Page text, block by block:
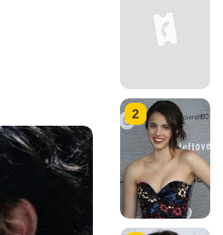
2